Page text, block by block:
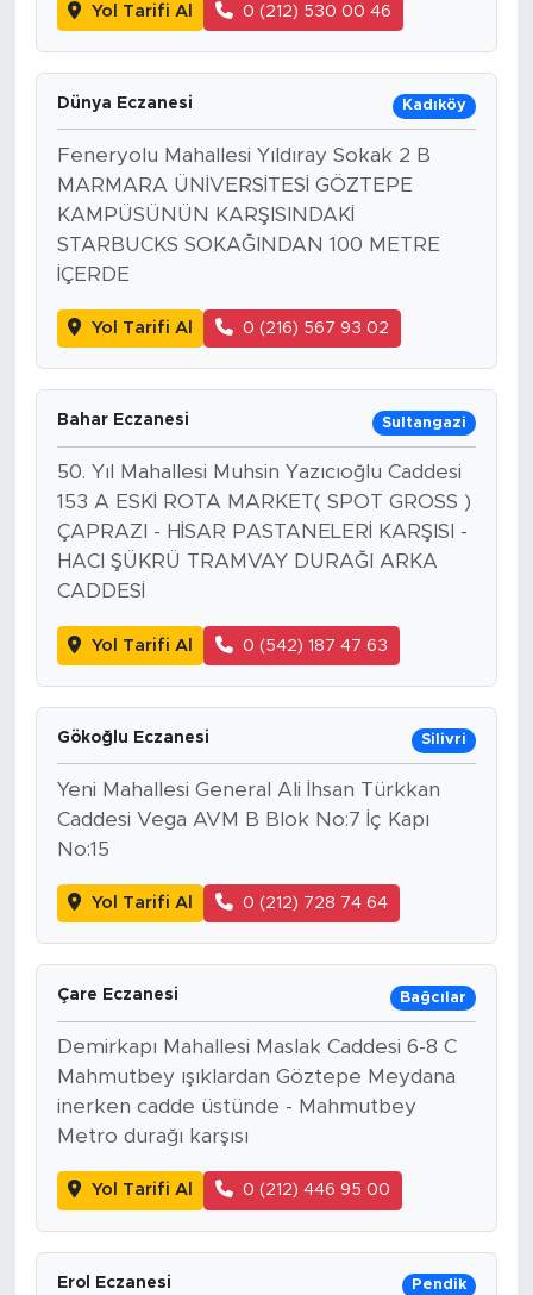
Yol Tarifi Al 0 (212) 530 00 46
Dünya Eczanesi Kadıköy
Feneryolu Mahallesi Yıldıray Sokak 2 B
MARMARA ÜNİVERSİTESİ GÖZTEPE
KAMPÜSÜNÜN KARŞISINDAKİ
STARBUCKS SOKAĞINDAN 100 METRE
İÇERDE
Yol Tarifi Al 0 (216) 567 93 02
Bahar Eczanesi Sultangazi
50. Yıl Mahallesi Muhsin Yazıcıoğlu Caddesi
153 A ESKİ ROTA MARKET( SPOT GROSS )
ÇAPRAZI - HİSAR PASTANELERİ KARŞISI -
HACI ŞÜKRÜ TRAMVAY DURAĞI ARKA
CADDESİ
Yol Tarifi Al 0 (542) 187 47 63
Gökoğlu Eczanesi Silivri
Yeni Mahallesi General Ali İhsan Türkkan
Caddesi Vega AVM B Blok No:7 İç Kapı
No:15
Yol Tarifi Al 0 (212) 728 74 64
Çare Eczanesi Bağcılar
Demirkapı Mahallesi Maslak Caddesi 6-8 C
Mahmutbey ışıklardan Göztepe Meydana
inerken cadde üstünde - Mahmutbey
Metro durağı karşısı
Yol Tarifi Al 0 (212) 446 95 00
Erol Eczanesi Pendik